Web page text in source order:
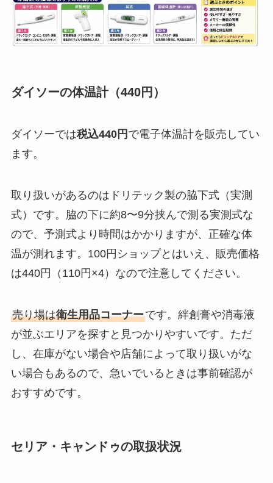
ダイソーの体温計（440円）
ダイソーでは税込440円 で電子体温計を販売してい
ます。
取り扱いがあるのはドリテック製の脇下式（実測
式）です。脇の下に約8〜9分挟んで測る実測式な
ので、予測式より時間はかかりますが、正確な体
温が測れます。100円ショップとはいえ、販売価格
は440円（110円×4）なので注意してください。
売り場は衛生用品コーナーです。絆創膏や消毒液
が並ぶエリアを探すと見つかりやすいです。ただ
し、在庫がない場合や店舗によって取り扱いがな
い場合もあるので、急いでいるときは事前確認が
おすすめです。
セリア・キャンドゥの取扱状況